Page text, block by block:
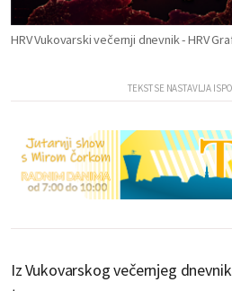
HRV Vukovarski večernji dnevnik - HRV
Iz Vukovarskog večernjeg